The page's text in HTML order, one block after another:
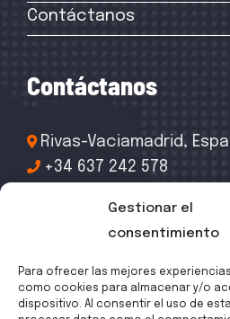
Gestionar el
consentimiento
Para ofrecer las mejores
como cookies para almacenar y/o
dispositivo. Al consentir el uso de
Contáctanos
Contáctanos
Rivas-Vaciamadrid,
+34 637 242 578